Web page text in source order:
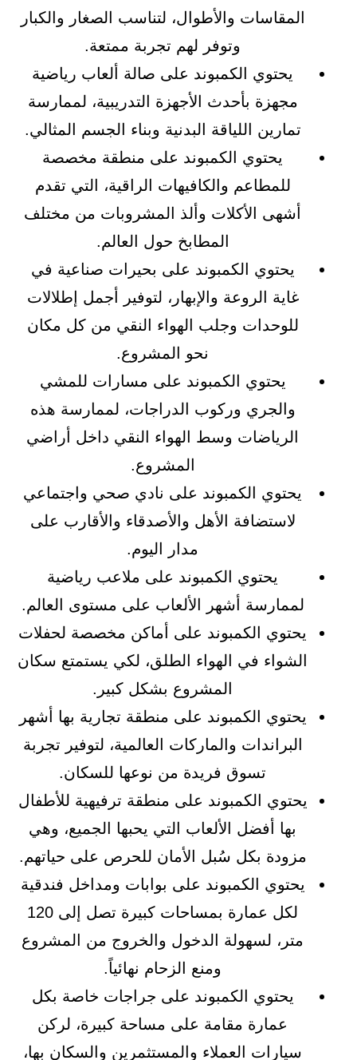
المقاسات والأطوال، لتناسب الصغار والكبار
وتوفر لهم تجربة ممتعة.
يحتوي الكمبوند على صالة ألعاب رياضية
مجهزة بأحدث الأجهزة التدريبية، لممارسة
تمارين اللياقة البدنية وبناء الجسم المثالي.
يحتوي الكمبوند على منطقة مخصصة
للمطاعم والكافيهات الراقية، التي تقدم
أشهى الأكلات وألذ المشروبات من مختلف
المطابخ حول العالم.
يحتوي الكمبوند على بحيرات صناعية في
غاية الروعة والإبهار، لتوفير أجمل إطلالات
للوحدات وجلب الهواء النقي من كل مكان
نحو المشروع.
يحتوي الكمبوند على مسارات للمشي
والجري وركوب الدراجات، لممارسة هذه
الرياضات وسط الهواء النقي داخل أراضي
المشروع.
يحتوي الكمبوند على نادي صحي واجتماعي
لاستضافة الأهل والأصدقاء والأقارب على
مدار اليوم.
يحتوي الكمبوند على ملاعب رياضية
لممارسة أشهر الألعاب على مستوى العالم.
يحتوي الكمبوند على أماكن مخصصة لحفلات
الشواء في الهواء الطلق، لكي يستمتع سكان
المشروع بشكل كبير.
يحتوي الكمبوند على منطقة تجارية بها أشهر
البراندات والماركات العالمية، لتوفير تجربة
تسوق فريدة من نوعها للسكان.
يحتوي الكمبوند على منطقة ترفيهية للأطفال
بها أفضل الألعاب التي يحبها الجميع، وهي
مزودة بكل سُبل الأمان للحرص على حياتهم.
يحتوي الكمبوند على بوابات ومداخل فندقية
لكل عمارة بمساحات كبيرة تصل إلى 120
متر، لسهولة الدخول والخروج من المشروع
ومنع الزحام نهائياً.
يحتوي الكمبوند على جراجات خاصة بكل
عمارة مقامة على مساحة كبيرة، لركن
سيارات العملاء والمستثمرين والسكان بها،